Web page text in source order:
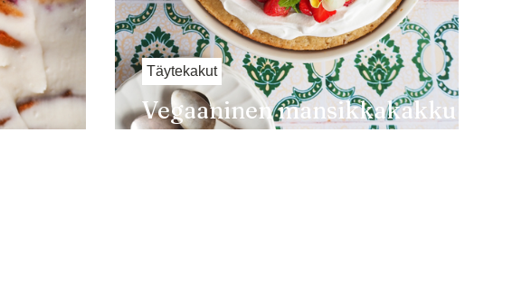
Vegaaninen mansikkakakku
grillissä
Täytekakut